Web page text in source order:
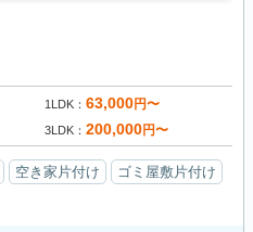
1LDK 63,000円〜
3LDK 200,000円〜
空き家片付け
ゴミ屋敷片付け